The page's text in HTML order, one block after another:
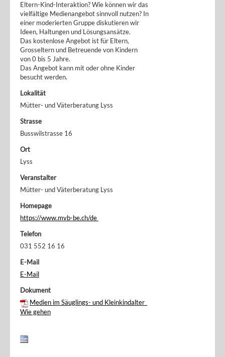
Eltern-Kind-Interaktion? Wie können wir das
vielfältige Medienangebot sinnvoll nutzen? In
einer moderierten Gruppe diskutieren wir
Ideen, Haltungen und Lösungsansätze.
Das kostenlose Angebot ist für Eltern,
Grosseltern und Betreuende von Kindern
von 0 bis 5 Jahre.
Das Angebot kann mit oder ohne Kinder
besucht werden.
Lokalität
Mütter- und Väterberatung Lyss
Strasse
Busswilstrasse 16
Ort
Lyss
Veranstalter
Mütter- und Väterberatung Lyss
Homepage
https://www.mvb-be.ch/de
Telefon
031 552 16 16
E-Mail
E-Mail
Dokument
Medien im Säuglings- und Kleinkindalter_
Wie gehen